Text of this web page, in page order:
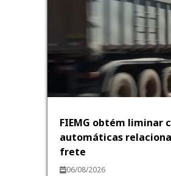
FIEMG obtém liminar
automáticas
frete
06/08/2026